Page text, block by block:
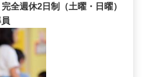
週休2日制（土曜・日曜）